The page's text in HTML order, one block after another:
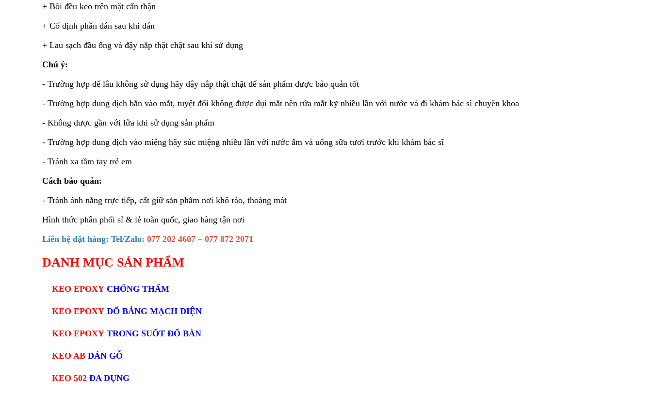
+ Bôi đều keo trên mặt cẩn thận
+ Cố định phần dán sau khi dán
+ Lau sạch đầu ống và đậy nắp thật chặt sau khi sử dụng
Chú ý:
- Trường hợp để lâu không sử dụng hãy đậy nắp thật chặt để sản phẩm được bảo quản tốt
- Trường hợp dung dịch bắn vào mắt, tuyệt đối không được dụi mắt nên rửa mắt kỹ nhiều lần với nước và đi khám bác sĩ chuyên khoa
- Không được gần với lửa khi sử dụng sản phẩm
- Trường hợp dung dịch vào miệng hãy súc miệng nhiều lần với nước ấm và uống sữa tươi trước khi khám bác sĩ
- Tránh xa tầm tay trẻ em
Cách bảo quản:
- Tránh ánh nắng trực tiếp, cất giữ sản phẩm nơi khô ráo, thoáng mát
Hình thức phân phối sỉ & lẻ toàn quốc, giao hàng tận nơi
Liên hệ đặt hàng: Tel/Zalo: 077 202 4607 – 077 872 2071
DANH MỤC SẢN PHẨM
KEO EPOXY CHỐNG THẤM
KEO EPOXY ĐỔ BẢNG MẠCH ĐIỆN
KEO EPOXY TRONG SUỐT ĐỔ BÀN
KEO AB DÁN GỖ
KEO 502 ĐA DỤNG